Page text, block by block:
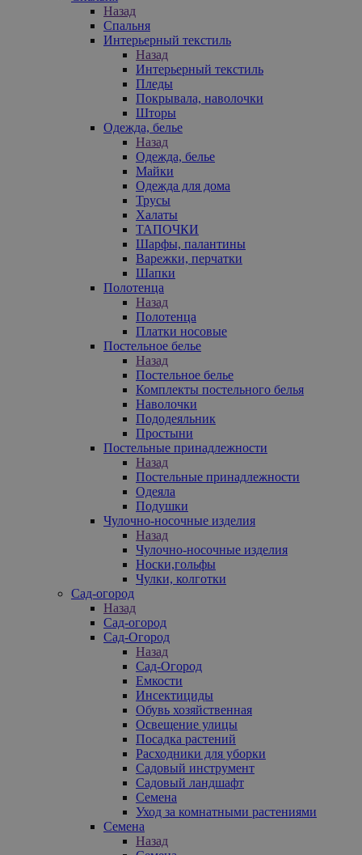
Назад
Спальня
Интерьерный текстиль
Назад
Интерьерный текстиль
Пледы
Покрывала, наволочки
Шторы
Одежда, белье
Назад
Одежда, белье
Майки
Одежда для дома
Трусы
Халаты
ТАПОЧКИ
Шарфы, палантины
Варежки, перчатки
Шапки
Полотенца
Назад
Полотенца
Платки носовые
Постельное белье
Назад
Постельное белье
Комплекты постельного белья
Наволочки
Пододеяльник
Простыни
Постельные принадлежности
Назад
Постельные принадлежности
Одеяла
Подушки
Чулочно-носочные изделия
Назад
Чулочно-носочные изделия
Носки,гольфы
Чулки, колготки
Сад-огород
Назад
Сад-огород
Сад-Огород
Назад
Сад-Огород
Емкости
Инсектициды
Обувь хозяйственная
Освещение улицы
Посадка растений
Расходники для уборки
Садовый инструмент
Садовый ландшафт
Семена
Уход за комнатными растениями
Семена
Назад